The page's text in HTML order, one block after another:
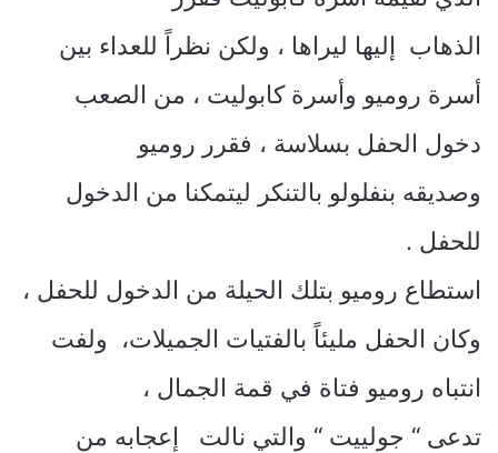
الذهاب إليها ليراها ، ولكن نظراً للعداء بين
أسرة روميو وأسرة كابوليت ، من الصعب
دخول الحفل بسلاسة ، فقرر روميو
وصديقه بنفلولو بالتنكر ليتمكنا من الدخول
للحفل .
استطاع روميو بتلك الحيلة من الدخول للحفل ،
وكان الحفل مليئاً بالفتيات الجميلات، ولفت
انتباه روميو فتاة في قمة الجمال ،
تدعى “ جولييت “ والتي نالت إعجابه من